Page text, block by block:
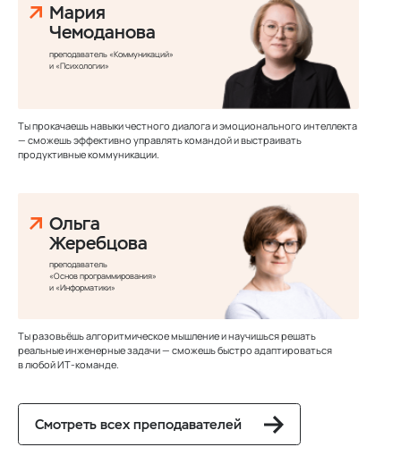
Мария
Чемоданова
преподаватель «Коммуникаций»
и «Психологии»
Ты прокачаешь навыки честного диалога и эмоционального интеллекта
— сможешь эффективно управлять командой и выстраивать
продуктивные коммуникации.
Ольга
Жеребцова
преподаватель
«Основ программирования»
и «Информатики»
Ты разовьёшь алгоритмическое мышление и научишься решать
реальные инженерные задачи — сможешь быстро адаптироваться
в любой ИТ‑команде.
Смотреть всех преподавателей